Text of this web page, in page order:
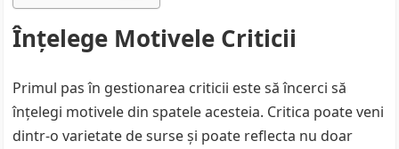
Înțelege Motivele Criticii
Primul pas în gestionarea criticii este să încerci să
înțelegi motivele din spatele acesteia. Critica poate veni
dintr-o varietate de surse și poate reflecta nu doar